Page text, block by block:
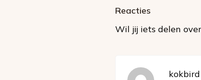
Reacties
Wil jij iets delen
kokbird